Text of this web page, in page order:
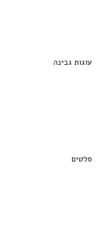
עוגות גבינה
סלטים